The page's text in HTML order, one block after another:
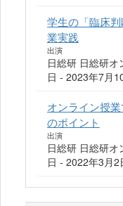
学生の「臨床
業実践
出演
日総研 日総研
日 - 2023年7月
オンライン授
のポイント
出演
日総研 日総研
日 - 2022年3月2